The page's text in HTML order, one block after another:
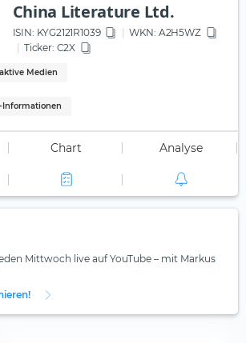
China Literature Ltd.
ISIN: KYG2121R1039 WKN: A2H5WZ
Ticker: C2X
Medien
Informationen
Chart Analyse
Mittwoch live auf YouTube – mit Markus